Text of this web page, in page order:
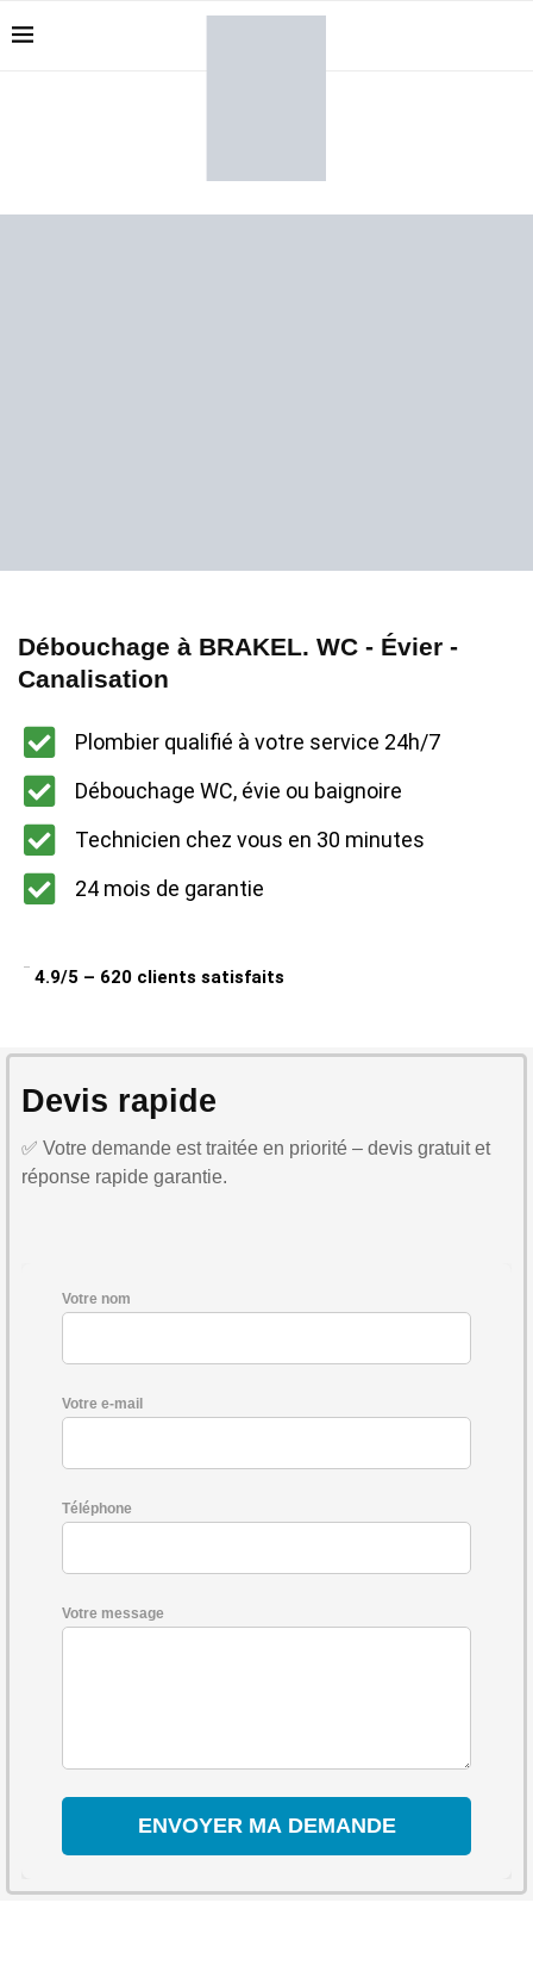
Débouchage à BRAKEL. WC - Évier -
Canalisation
Plombier qualifié à votre service 24h/7
Débouchage WC, évie ou baignoire
Technicien chez vous en 30 minutes
24 mois de garantie
4.9/5 – 620 clients satisfaits
Devis rapide
✅ Votre demande est traitée en priorité – devis gratuit et
réponse rapide garantie.
Votre nom
Votre e-mail
Téléphone
Votre message